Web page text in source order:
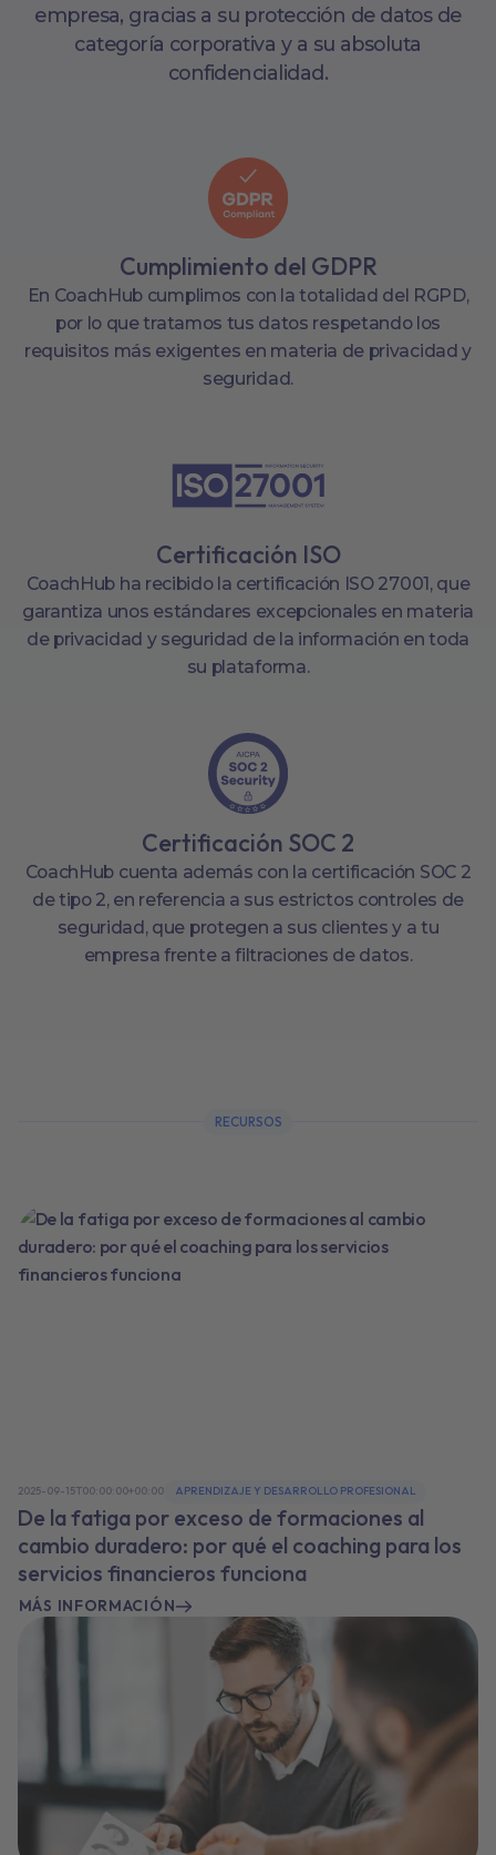
empresa, gracias a su protección de datos de
categoría corporativa y a su absoluta
confidencialidad.
Cumplimiento del GDPR
En CoachHub cumplimos con la totalidad del RGPD,
por lo que tratamos tus datos respetando los
requisitos más exigentes en materia de privacidad y
seguridad.
Certificación ISO
CoachHub ha recibido la certificación ISO 27001, que
garantiza unos estándares excepcionales en materia
de privacidad y seguridad de la información en toda
su plataforma.
Certificación SOC 2
CoachHub cuenta además con la certificación SOC 2
de tipo 2, en referencia a sus estrictos controles de
seguridad, que protegen a sus clientes y a tu
empresa frente a filtraciones de datos.
RECURSOS
2025-09-15T00:00:00+00:00 APRENDIZAJE Y DESARROLLO PROFESIONAL
De la fatiga por exceso de formaciones al
cambio duradero: por qué el coaching para los
servicios financieros funciona
MÁS INFORMACIÓN